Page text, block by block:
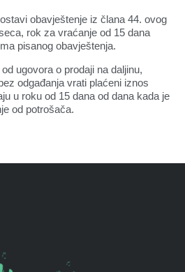
obavještenje iz člana 44. ovog
rok za vraćanje od 15 dana
pisanog obavještenja.
ugovora o prodaji na daljinu,
odgađanja vrati plaćeni iznos
u roku od 15 dana od dana kada je
od potrošača.